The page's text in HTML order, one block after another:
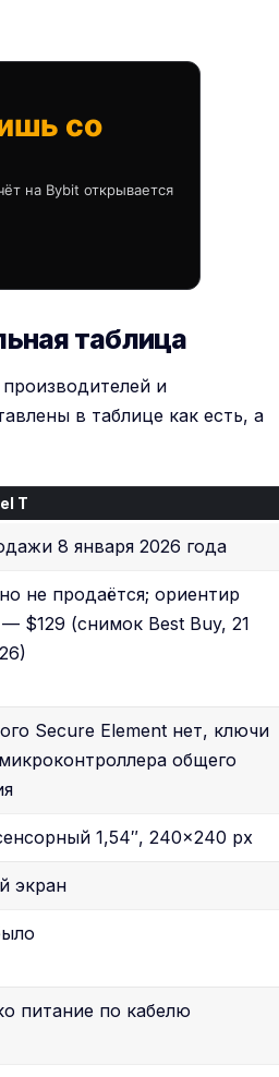
со
на Bybit открывается
таблица
и
в таблице как есть, а
T
8 января 2026 года
не продаётся; ориентир
$129 (снимок Best Buy, 21
Secure Element нет, ключи
общего
1,54″, 240×240 px
экран
питание по кабелю